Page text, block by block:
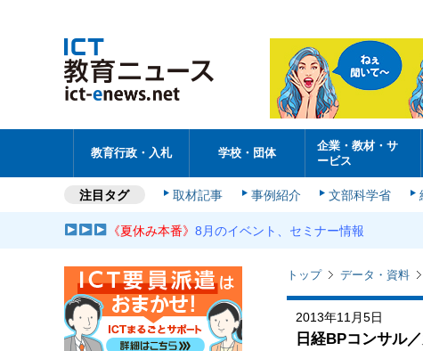
教育行政・入札 学校・団体
企業・教材・サ
ービス
注目タグ 取材記事 事例紹介 文部科学省
《夏休み本番》8月のイベント、セミナー情報
トップ データ・資料
2013年11月5日
日経BPコンサル